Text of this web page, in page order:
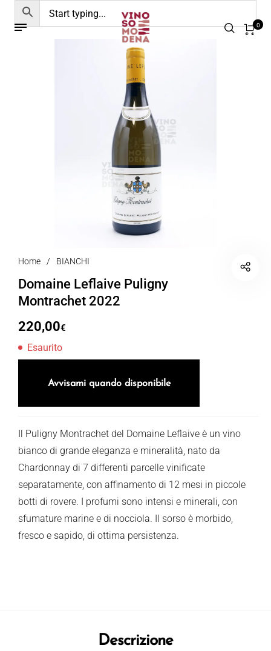
0
Home / BIANCHI
Domaine Leflaive Puligny
Montrachet 2022
220,00€
Esaurito
Avvisami quando disponibile
Il Puligny Montrachet del Domaine Leflaive è un vino
bianco di grande eleganza e mineralità, nato da
Chardonnay di 7 differenti parcelle vinificate
separatamente, con affinamento di 12 mesi in piccole
botti di rovere. I profumi sono intensi e minerali, con
sfumature marine e di nocciola. Il sorso è morbido,
fresco e sapido, di ottima persistenza.
Descrizione